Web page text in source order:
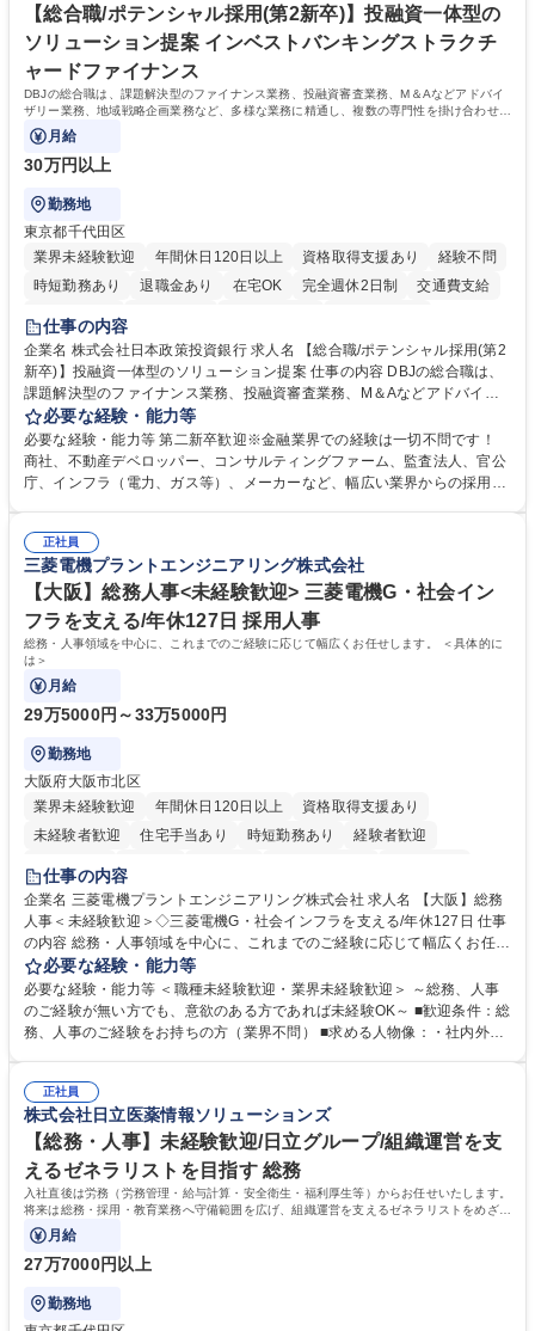
社員から頼られる存在になることができます。平均19:30の退勤以降の業
務の持ち帰りも禁止されており、メリハリのある働き方となります。 学
歴・資格 学歴：大学院 大学 高専 短大 語学力： 資格：
【総合職/ポテンシャル採用(第2新卒)】投融資一体型の
ソリューション提案 インベストバンキングストラクチ
ャードファイナンス
DBJの総合職は、課題解決型のファイナンス業務、投融資審査業務、M＆Aなどアドバイ
ザリー業務、地域戦略企画業務など、多様な業務に精通し、複数の専門性を掛け合わせて
広く社会に貢献していく職種です。
月給
30万円以上
勤務地
東京都千代田区
業界未経験歓迎
年間休日120日以上 資格取得支援あり
経験不問
時短勤務あり
退職金あり 在宅OK 完全週休2日制
交通費支給
駅近5分以内
食事補助あり
託児所あり
仕事の内容
企業名 株式会社日本政策投資銀行 求人名 【総合職/ポテンシャル採用(第2
新卒)】投融資一体型のソリューション提案 仕事の内容 DBJの総合職は、
課題解決型のファイナンス業務、投融資審査業務、M＆Aなどアドバイザ
リー業務、地域戦略企画業務など、多様な業務に精通し、複数の専門性を
掛け合わせて広く社会に貢献していく職種です。 入社後は、横断的なロー
テーションを経て適性や専門性に応じたキャリアを形成していただきま
す。総合職として入社いただき、下記いずれかの部門でご活躍いただきま
ート・ナレッジ業務 ※それぞれの業務内容に関しては、別途その他労働条
件備考欄に記載 募集職種 【総合職/ポテンシャル採用(第2新卒)】投融資一
体型のソリューション提案
必要な経験・能力等
必要な経験・能力等 第二新卒歓迎※金融業界での経験は一切不問です！
商社、不動産デベロッパー、コンサルティングファーム、監査法人、官公
庁、インフラ（電力、ガス等）、メーカーなど、幅広い業界からの採用実
く高い志を併せもった人材を求めています。ポテンシャル採用（第2新
卒）では、金融業界での経験や知識を問いません。新たな時代を見据え
て、複雑化する社会課題の解決に向けて先鞭をつける役割を担いたい、と
いう気概をお持ちの方を心待ちにしています。 学歴・資格 学歴：大学院
大学 語学力： 資格：
正社員
三菱電機プラントエンジニアリング株式会社
【大阪】総務人事<未経験歓迎> 三菱電機G・社会イン
フラを支える/年休127日 採用人事
総務・人事領域を中心に、これまでのご経験に応じて幅広くお任せします。 ＜具体的に
は＞
月給
29万5000円～33万5000円
勤務地
大阪府大阪市北区
業界未経験歓迎
年間休日120日以上
資格取得支援あり
未経験者歓迎
住宅手当あり 時短勤務あり
経験者歓迎
退職金あり
駅近5分以内
土日祝休み 服装自由 寮・社宅あり 食事補助あり
仕事の内容
企業名 三菱電機プラントエンジニアリング株式会社 求人名 【大阪】総務
人事＜未経験歓迎＞◇三菱電機G・社会インフラを支える/年休127日 仕事
の内容 総務・人事領域を中心に、これまでのご経験に応じて幅広くお任せ
します。 ＜具体的には＞ ・総務/人事労務（給与・社保・勤怠管理など）
・採用・教育研修 ・福利厚生運用 など ※基本的には事務所勤務ですが、
採用や教育等の業務内容により、関西圏以外への日帰り・宿泊を伴う国内
出張もございます。 ※担当業務を持ちつつ、お互いに助け合いながら、総
必要な経験・能力等
必要な経験・能力等 ＜職種未経験歓迎・業界未経験歓迎＞ ～総務、人事
のご経験が無い方でも、意欲のある方であれば未経験OK～ ■歓迎条件：総
務、人事のご経験をお持ちの方（業界不問） ■求める人物像：・社内外の
正社員
株式会社日立医薬情報ソリューションズ
【総務・人事】未経験歓迎/日立グループ/組織運営を支
えるゼネラリストを目指す 総務
入社直後は労務（労務管理・給与計算・安全衛生・福利厚生等）からお任せいたします。
将来は総務・採用・教育業務へ守備範囲を広げ、組織運営を支えるゼネラリストをめざせ
ます。
月給
27万7000円以上
勤務地